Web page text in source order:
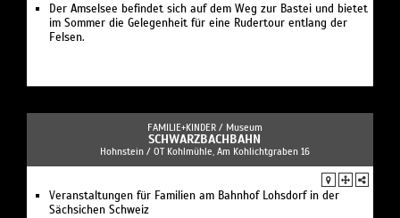
Der Amselsee befindet sich auf dem Weg zur Bastei und bietet
im Sommer die Gelegenheit für eine Rudertour entlang der
Felsen.
FAMILIE+KINDER / Museum
SCHWARZBACHBAHN
Hohnstein / OT Kohlmühle, Am Kohlichtgraben 16
Veranstaltungen für Familien am Bahnhof Lohsdorf in der
Sächsichen Schweiz